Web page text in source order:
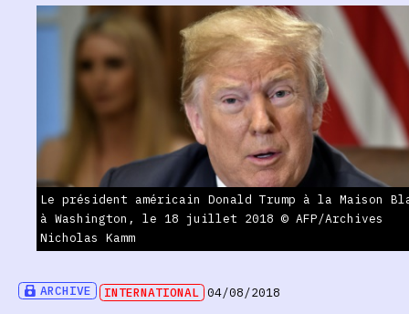
ARCHIVE INTERNATIONAL 04/08/2018
Le président américain Donald Trump à la Maison
à Washington, le 18 juillet 2018 © AFP/Archives
Nicholas Kamm